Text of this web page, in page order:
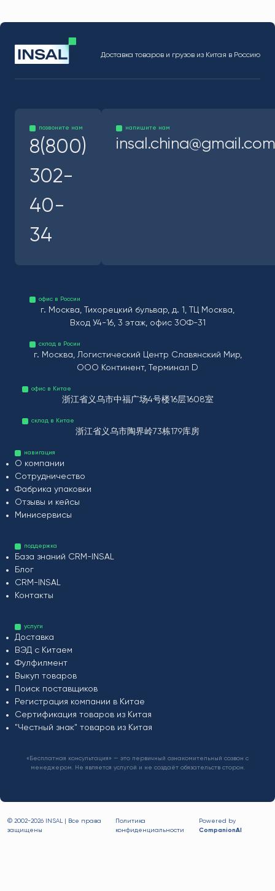
Доставка товаров и грузов из Китая в Россию
позвоните нам
8(800)
302-
40-
34
напишите нам
insal.china@gmail.com
офис в России
г. Москва, Тихорецкий бульвар, д. 1, ТЦ Москва,
Вход У4-16, 3 этаж, офис 3ОФ-31
склад в Росии
г. Москва, Логистический Центр Славянский Мир,
ООО Континент, Терминал D
офис в Китае
浙江省义乌市中福广场4号楼16层1608室
склад в Китае
浙江省义乌市陶界岭73栋179库房
навигация
О компании
Сотрудничество
Фабрика упаковки
Отзывы и кейсы
Минисервисы
поддержка
База знаний CRM-INSAL
Блог
CRM-INSAL
Контакты
услуги
Доставка
ВЭД с Китаем
Фулфилмент
Выкуп товаров
Поиск поставщиков
Регистрация компании в Китае
Сертификация товаров из Китая
"Честный знак" товаров из Китая
«Бесплатная консультация» — это первичный ознакомительный созвон с
менеджером. Не является услугой и не создаёт обязательств сторон.
© 2002-2026 INSAL | Все права
защищены
Политика
конфиденциальности
Powered by
CompanionAI